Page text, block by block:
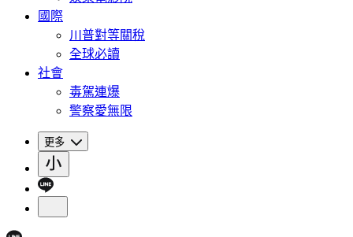
國際
川普對等關稅
全球必讀
社會
毒駕連爆
警察愛無限
更多